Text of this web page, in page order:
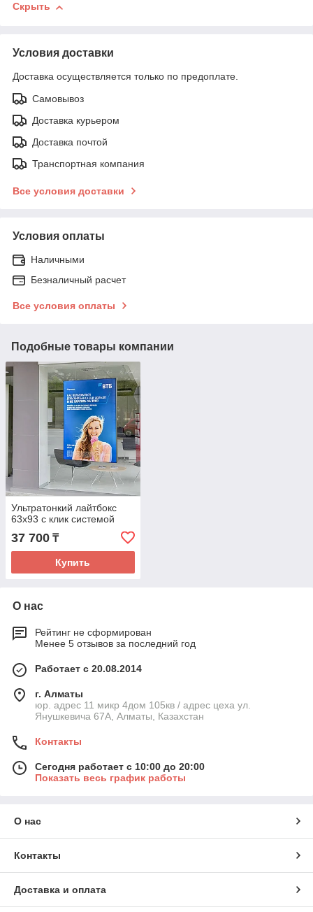
Скрыть
Условия доставки
Доставка осуществляется только по предоплате.
Самовывоз
Доставка курьером
Доставка почтой
Транспортная компания
Все условия доставки
Условия оплаты
Наличными
Безналичный расчет
Все условия оплаты
Подобные товары компании
Ультратонкий лайтбокс
63х93 с клик системой
37 700 ₸
Купить
О нас
Рейтинг не сформирован
Менее 5 отзывов за последний год
Работает с 20.08.2014
г. Алматы
юр. адрес 11 микр 4дом 105кв / адрес цеха ул.
Янушкевича 67А, Алматы, Казахстан
Контакты
Сегодня работает с 10:00 до 20:00
Показать весь график работы
О нас
Контакты
Доставка и оплата